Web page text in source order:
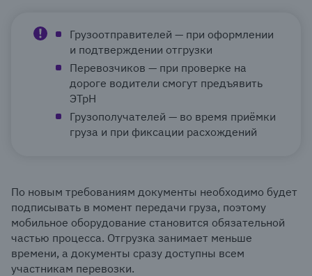
Грузоотправителей — при оформлении
и подтверждении отгрузки
Перевозчиков — при проверке на
дороге водители смогут предъявить
ЭТрН
Грузополучателей — во время приёмки
груза и при фиксации расхождений
По новым требованиям документы необходимо будет
подписывать в момент передачи груза, поэтому
мобильное оборудование становится обязательной
частью процесса. Отгрузка занимает меньше
времени, а документы сразу доступны всем
участникам перевозки.